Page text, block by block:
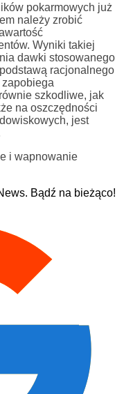
pokarmowych już
należy zrobić
Wyniki takiej
dawki stosowanego
racjonalnego
szkodliwe, jak
na oszczędności
jest
i wapnowanie
Bądź na bieżąco!